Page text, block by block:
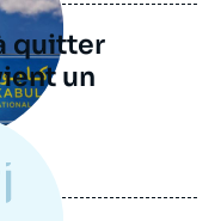
quitter
un